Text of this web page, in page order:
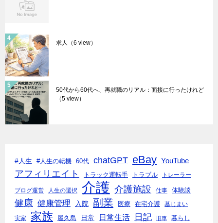
求人 （6 view）
50代から60代へ、再就職のリアル：面接に行ったけれど
（5 view）
#人生 #人生の転機 60代 chatGPT eBay YouTube
アフィリエイト トラック運転手 トラブル トレーラー
ブログ運営 人生の選択 介護 介護施設 仕事 体験談
健康 健康管理 入院 副業 医療 在宅介護 墓じまい
実家 家族 屋久島 日常 日常生活 日記 旧車 暮らし